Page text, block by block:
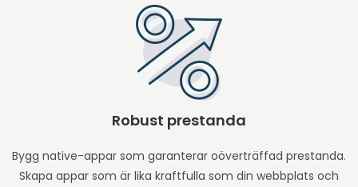
Robust prestanda
Bygg native-appar som garanterar oöverträffad prestanda.
Skapa appar som är lika kraftfulla som din webbplats och